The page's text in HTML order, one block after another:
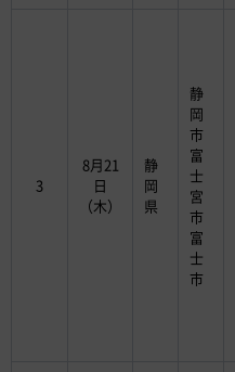
3
8月21
日
（木）
静
岡
県
静
岡
市
富
士
宮
市
富
士
市